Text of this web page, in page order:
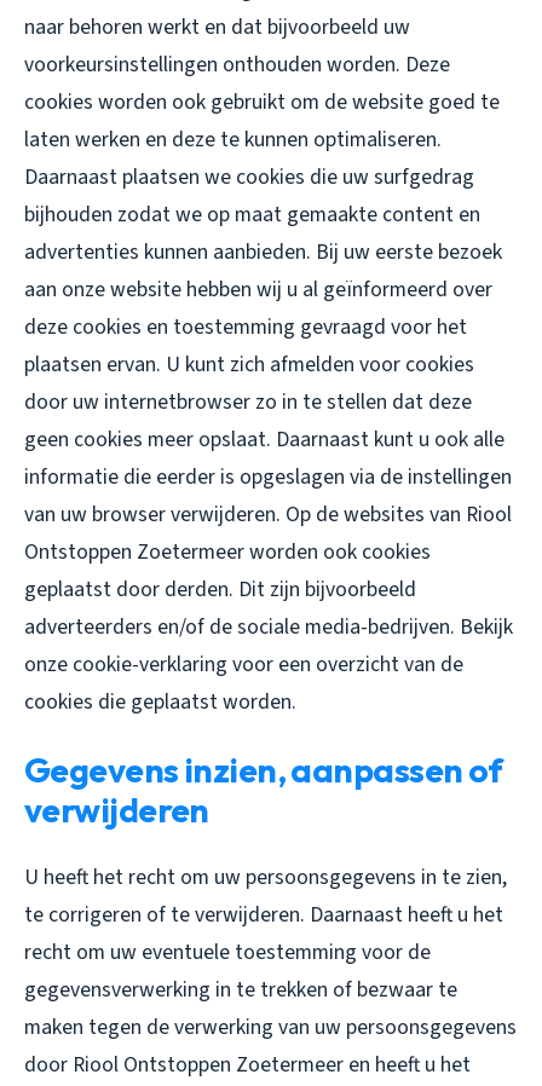
naar behoren werkt en dat bijvoorbeeld uw
voorkeursinstellingen onthouden worden. Deze
cookies worden ook gebruikt om de website goed te
laten werken en deze te kunnen optimaliseren.
Daarnaast plaatsen we cookies die uw surfgedrag
bijhouden zodat we op maat gemaakte content en
advertenties kunnen aanbieden. Bij uw eerste bezoek
aan onze website hebben wij u al geïnformeerd over
deze cookies en toestemming gevraagd voor het
plaatsen ervan. U kunt zich afmelden voor cookies
door uw internetbrowser zo in te stellen dat deze
geen cookies meer opslaat. Daarnaast kunt u ook alle
informatie die eerder is opgeslagen via de instellingen
van uw browser verwijderen. Op de websites van Riool
Ontstoppen Zoetermeer worden ook cookies
geplaatst door derden. Dit zijn bijvoorbeeld
adverteerders en/of de sociale media-bedrijven. Bekijk
onze cookie-verklaring voor een overzicht van de
cookies die geplaatst worden.
Gegevens inzien, aanpassen of
verwijderen
U heeft het recht om uw persoonsgegevens in te zien,
te corrigeren of te verwijderen. Daarnaast heeft u het
recht om uw eventuele toestemming voor de
gegevensverwerking in te trekken of bezwaar te
maken tegen de verwerking van uw persoonsgegevens
door Riool Ontstoppen Zoetermeer en heeft u het